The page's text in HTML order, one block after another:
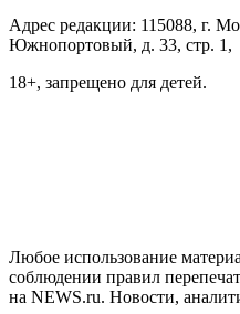
Адрес редакции: 115088, г.
Южнопортовый, д. 33, стр. 1,
18+, запрещено для детей.
Любое использование
соблюдении правил
на NEWS.ru. Новости,